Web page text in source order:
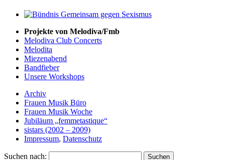
Projekte von Melodiva/Fmb
Melodiva Club Concerts
Melodita
Miezenabend
Bandfieber
Unsere Workshops
Archiv
Frauen Musik Büro
Frauen Musik Woche
Jubiläum „femmetastique“
sistars (2002 – 2009)
Impressum, Datenschutz
Suchen nach: